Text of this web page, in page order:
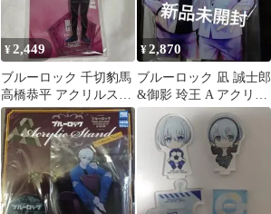
¥2,449
ブルーロック 千切豹馬
高橋恭平 アクリルスタ
ンド
¥2,870
ブルーロック 凪 誠士郎
&御影 玲王 A アクリル
フィギュア